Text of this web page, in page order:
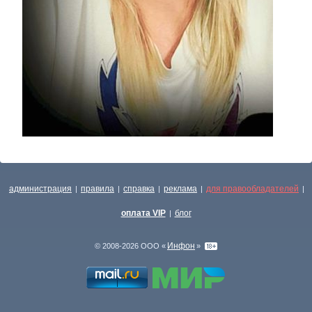
администрация | правила | справка | реклама | для правообладателей |
оплата VIP | блог
© 2008-2026 ООО « Инфон »